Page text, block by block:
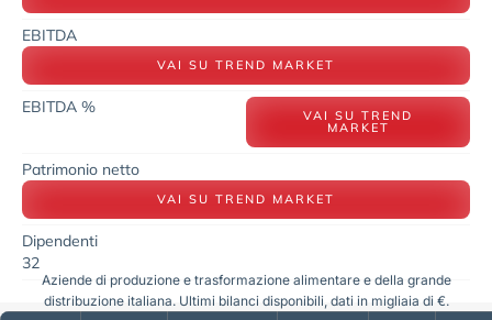
EBITDA
VAI SU TREND MARKET
EBITDA % VAI SU TREND
MARKET
Patrimonio netto
VAI SU TREND MARKET
Dipendenti
32
Aziende di produzione e trasformazione alimentare e della grande
distribuzione italiana. Ultimi bilanci disponibili, dati in migliaia di €.